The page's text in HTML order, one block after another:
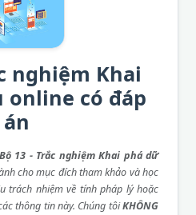
nghiệm Khai
online có đáp
án
Bộ 13 - Trắc nghiệm Khai phá dữ
cho mục đích tham khảo và học
trách nhiệm về tính pháp lý hoặc
thông tin này. Chúng tôiKHÔNG